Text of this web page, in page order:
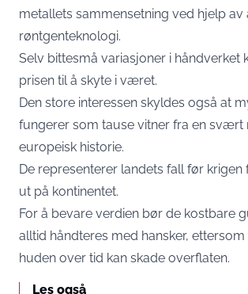
metallets sammensetning ved hjelp av
røntgenteknologi.
Selv bittesmå variasjoner i håndverket
prisen til å skyte i været.
Den store interessen skyldes også at
fungerer som tause vitner fra en svært
europeisk historie.
De representerer landets fall før
ut på kontinentet.
For å bevare verdien bør de kostbare
alltid håndteres med hansker,
huden over tid kan skade overflaten.
Les også